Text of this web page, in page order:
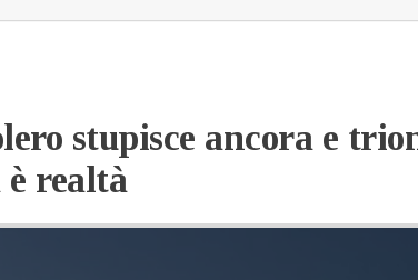
stupisce ancora e
realtà